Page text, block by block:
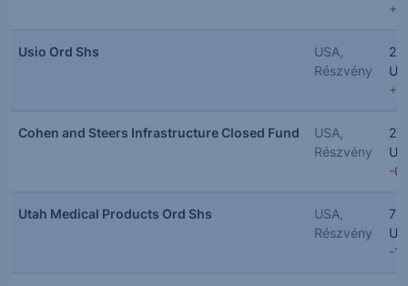
Usio Ord Shs
USA,
Részvény
Cohen and Steers Infrastructure Closed Fund
USA,
Részvény
-
Utah Medical Products Ord Shs
USA,
Részvény
-